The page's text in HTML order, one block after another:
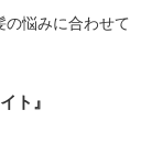
の悩みに合わせて
ト』